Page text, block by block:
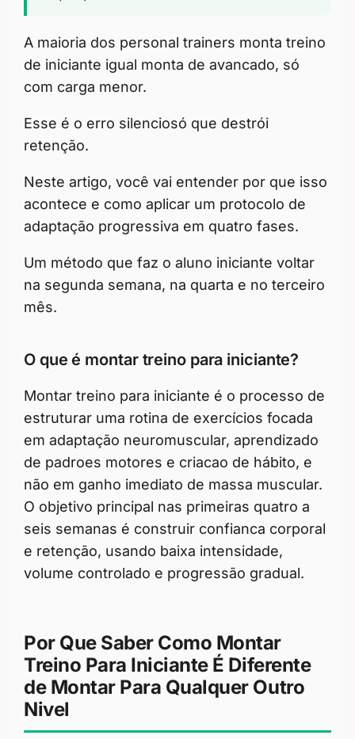
A maioria dos personal trainers monta treino
de iniciante igual monta de avancado, só
com carga menor.
Esse é o erro silenciosó que destrói
retenção.
Neste artigo, você vai entender por que isso
acontece e como aplicar um protocolo de
adaptação progressiva em quatro fases.
Um método que faz o aluno iniciante voltar
na segunda semana, na quarta e no terceiro
mês.
O que é montar treino para iniciante?
Montar treino para iniciante é o processo de
estruturar uma rotina de exercícios focada
em adaptação neuromuscular, aprendizado
de padroes motores e criacao de hábito, e
não em ganho imediato de massa muscular.
O objetivo principal nas primeiras quatro a
seis semanas é construir confianca corporal
e retenção, usando baixa intensidade,
volume controlado e progressão gradual.
Por Que Saber Como Montar
Treino Para Iniciante É Diferente
de Montar Para Qualquer Outro
Nivel